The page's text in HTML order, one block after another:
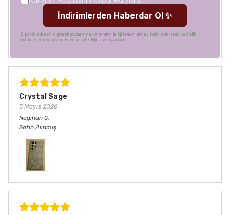
için teşekkürler
Crystal Sage
5 Mayıs 2026
Nagihan Ç.
Satın Alınmış
İndirimlerden Haberdar Ol ✨
E-posta adresinizi girerek pazarlama ve tanıtım ile ilgili iletişim almayı kabul edersiniz ve Gizlilik
Politikamızı okuduğunuzu ve kabul ettiğinizi onaylarsınız.